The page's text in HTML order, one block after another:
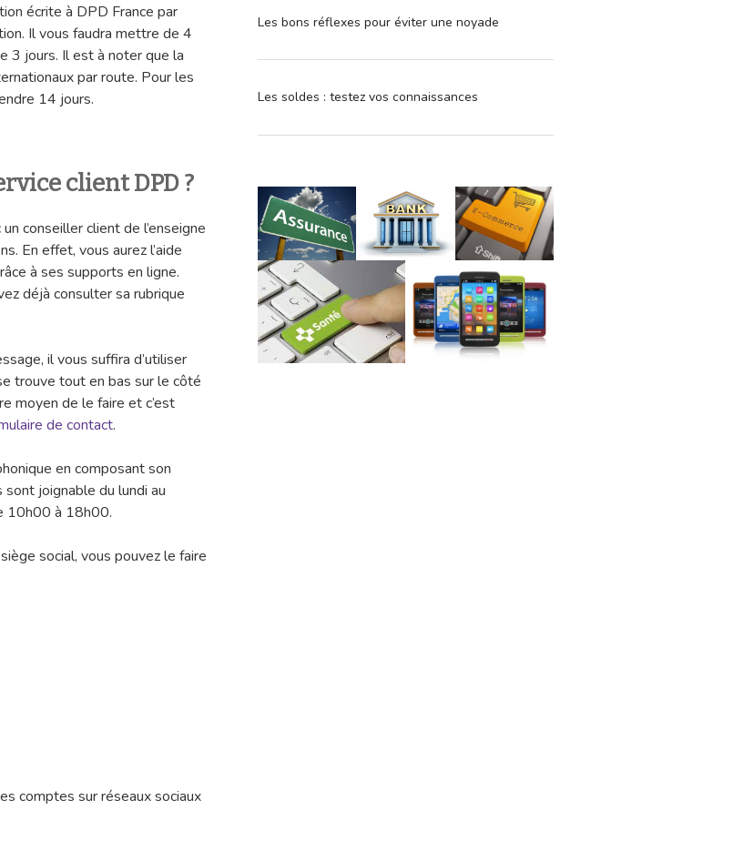
écrite à DPD France par
Il vous faudra mettre de 4
3 jours. Il est à noter que la
par route. Pour les
14 jours.
client DPD ?
conseiller client de l’enseigne
En effet, vous aurez l’aide
à ses supports en ligne.
déjà consulter sa rubrique
il vous suffira d’utiliser
trouve tout en bas sur le côté
moyen de le faire et c’est
de contact.
en composant son
sont joignable du lundi au
10h00 à 18h00.
social, vous pouvez le faire
comptes sur réseaux sociaux
Les bons réflexes pour éviter une noyade
Les soldes : testez vos connaissances